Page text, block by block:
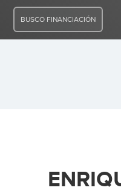
BUSCO FINANCIACIÓN